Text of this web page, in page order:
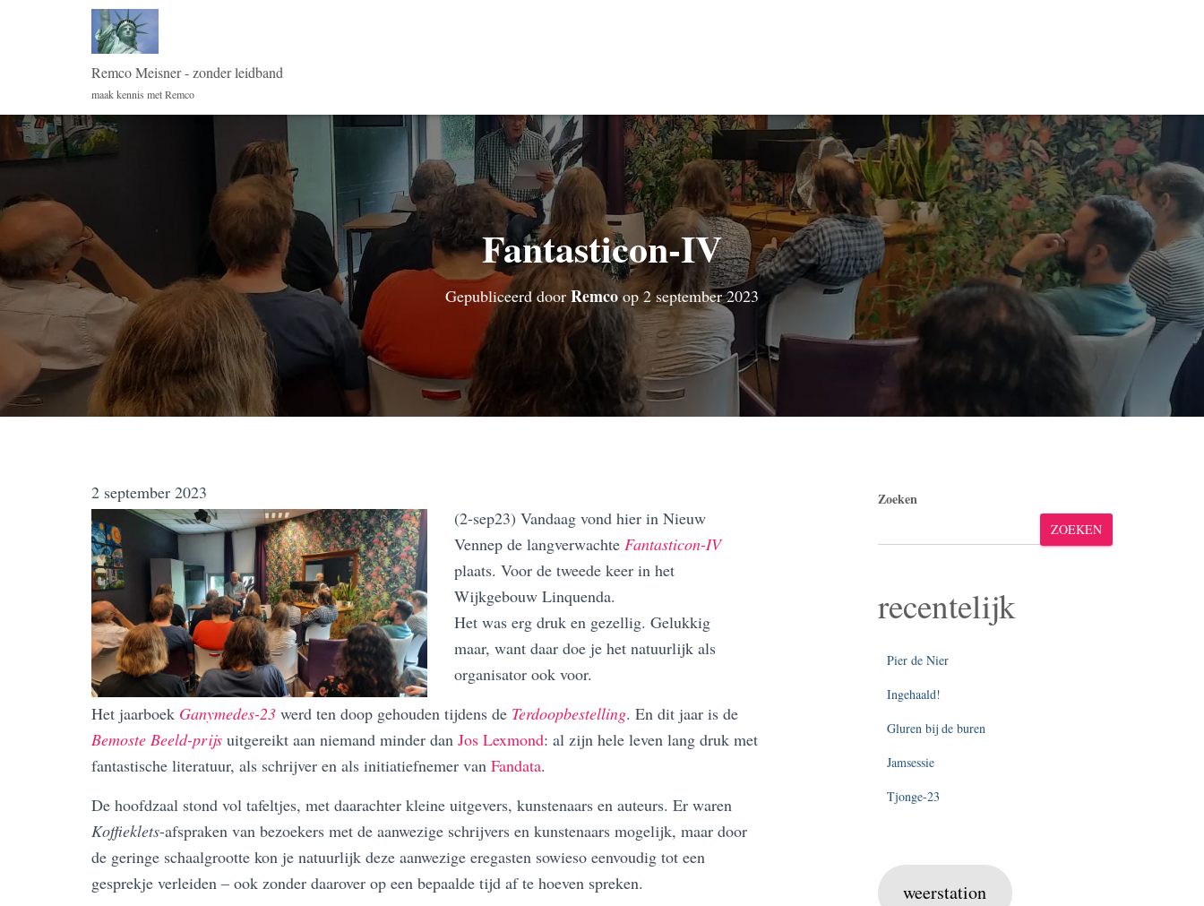
Remco Meisner - zonder leidband
maak kennis met Remco
Fantasticon-IV
Gepubliceerd door Remcoop2 september 2023
2 september 2023
(2-sep23) Vandaag vond hier in Nieuw
Vennep de langverwachte Fantasticon-IV
plaats. Voor de tweede keer in het
Wijkgebouw Linquenda.
Het was erg druk en gezellig. Gelukkig
maar, want daar doe je het natuurlijk als
organisator ook voor.
Het jaarboek Ganymedes-23 werd ten doop gehouden tijdens de Terdoopbestelling. En dit jaar is de
Bemoste Beeld-prijs uitgereikt aan niemand minder dan Jos Lexmond: al zijn hele leven lang druk met
fantastische literatuur, als schrijver en als initiatiefnemer van Fandata.
De hoofdzaal stond vol tafeltjes, met daarachter kleine uitgevers, kunstenaars en auteurs. Er waren
Koffieklets-afspraken van bezoekers met de aanwezige schrijvers en kunstenaars mogelijk, maar door
de geringe schaalgrootte kon je natuurlijk deze aanwezige eregasten sowieso eenvoudig tot een
gesprekje verleiden – ook zonder daarover op een bepaalde tijd af te hoeven spreken.
Zoeken
ZOEKEN
recentelijk
Pier de Nier
Ingehaald!
Gluren bij de buren
Jamsessie
Tjonge-23
weerstation